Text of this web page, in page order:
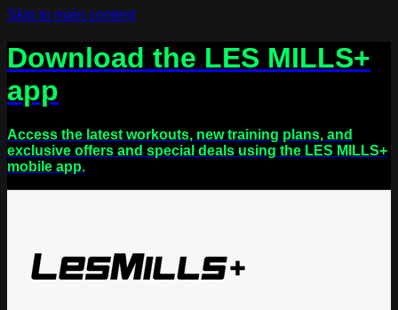
Skip to main content
Download the LES MILLS+
app
Access the latest workouts, new training plans, and
exclusive offers and special deals using the LES MILLS+
mobile app.